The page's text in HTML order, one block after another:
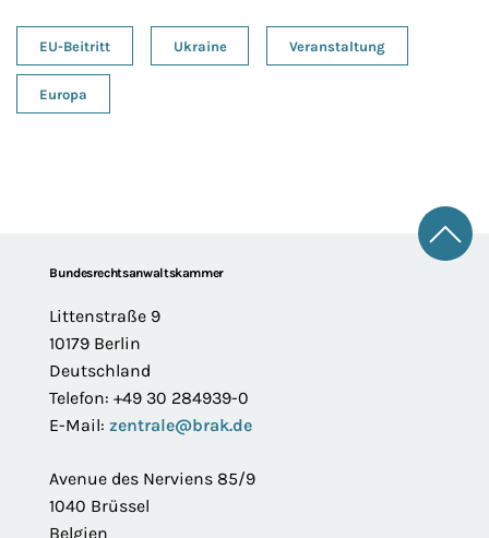
EU-Beitritt Ukraine Veranstaltung
Europa
FooterBundesrechtsanwaltskammer
Littenstraße 9
10179 Berlin
Deutschland
Telefon: +49 30 284939-0
E-Mail: zentrale@brak.de
Avenue des Nerviens 85/9
1040 Brüssel
Belgien